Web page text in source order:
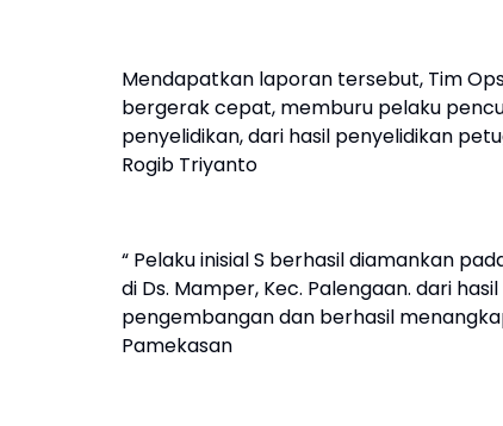
Mendapatkan laporan tersebut, Tim
bergerak cepat, memburu pelaku
penyelidikan, dari hasil penyelidikan
Rogib Triyanto
“ Pelaku inisial S berhasil diamankan
di Ds. Mamper, Kec. Palengaan. dari
pengembangan dan berhasil
Pamekasan